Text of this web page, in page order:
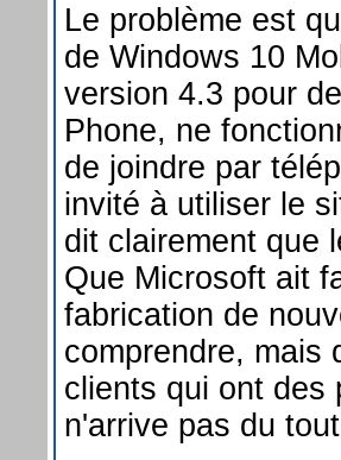
Le problème est
de Windows 10
version 4.3 pour
Phone, ne
de joindre par
invité à utiliser le
dit clairement que
Que Microsoft ait
fabrication de
comprendre, mais
clients qui ont des
n'arrive pas du